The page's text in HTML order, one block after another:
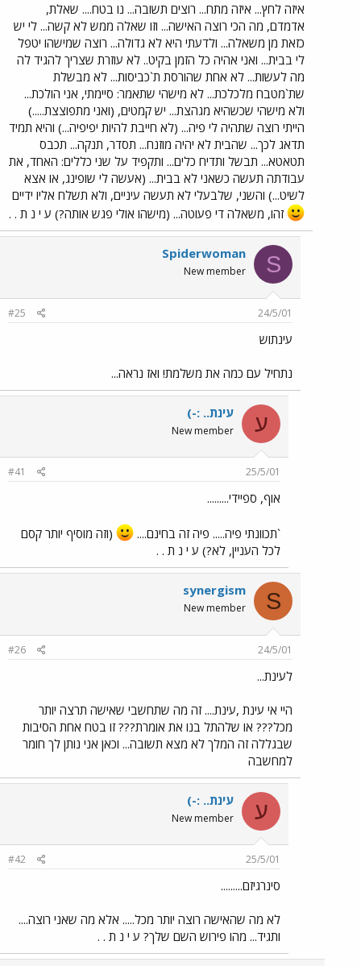
איזה לחץ... איזה מתח... רוצים תשובה... נו בטח.... שאלת,
אדמדם, מה הכי רוצה האישה... וזו שאלה ממש לא קשה... לי יש
כזאת מן משאלה... ולדעתי היא לא גדולה... רוצה שמישהו יטפל
לי בבית... ואני אהיה כל הזמן בקיט.. לא עוזרת שצריך להגיד לה
מה לעשות... לא אחת שהורסת ת`כביסות... לא מבשלת
שת`מטבח מלכלכת... לא מישהי שתאמר: סיימתי, אני הולכת...
ולא מישהי שכשהיא מגהצת... יש קמטים, (ואני מתפוצצת.....)
הייתי רוצה שתהיה לי פיה... (לא חייבת להיות יפיפיה...) והיא תמיד
תדאג לכך... שהבית לא יהיה מוזנח... תסדר, תנקה... תכבס
תטאטא... תבשל ותדיח כלים... ותקפיד על שני כללים: האחד, את
עבודתה תעשה כשאני לא בבית... (אעשה לי שופינג, או אצא
לשיט...) והשני, שלבעלי לא תעשה עיניים, ולא תשלח אליו ידיים
זהו, משאלה די פעוטה... (מישהו אולי פגש אותה?) ע י נ ת . .
S
Spiderwoman
New member
24/5/01
#25
עינתוש
נתחיל עם כמה את משלמת! ואז נראה...
ע עינת.. :-)
New member
25/5/01
#41
אוף, ספיידי.........
`תכוונתי פיה..... פיה זה בחינם....
(וזה מוסיף יותר קסם
לכל העניין, לא?) ע י נ ת . .
S
synergism
New member
24/5/01
#26
לעינת...
היי אי עינת ,עינת.... זה מה שתחשבי שאישה תרצה יותר
מכל??? או שלהתל בנו את אומרת??? זו בטח אחת הסיבות
שבגללה זה המלך לא מצא תשובה... וכאן אני נותן לך חומר
למחשבה
ע עינת.. :-)
New member
25/5/01
#42
סינרגיזם.........
לא מה שהאישה רוצה יותר מכל..... אלא מה שאני רוצה....
ותגיד... מהו פירוש השם שלך? ע י נ ת . .